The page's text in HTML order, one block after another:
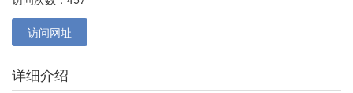
访问网址
详细介绍